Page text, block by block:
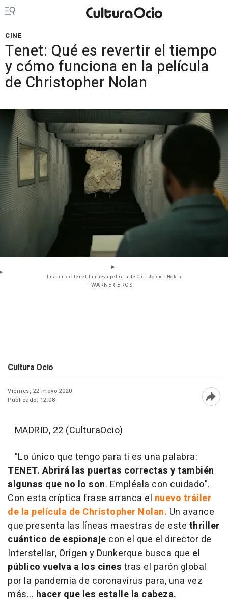
CINE
Tenet: Qué es revertir el tiempo
y cómo funciona en la película
de Christopher Nolan
Imagen de Tenet, la nueva película de Christopher Nolan
- WARNER BROS
Cultura Ocio
Viernes, 22 mayo 2020
Publicado: 12:08
MADRID, 22 (CulturaOcio)
"Lo único que tengo para ti es una palabra:
TENET. Abrirá las puertas correctas y también
algunas que no lo son. Empléala con cuidado".
Con esta críptica frase arranca el nuevo tráiler
de la película de Christopher Nolan. Un avance
que presenta las líneas maestras de este thriller
cuántico de espionaje con el que el director de
Interstellar, Origen y Dunkerque busca que el
público vuelva a los cines tras el parón global
por la pandemia de coronavirus para, una vez
más... hacer que les estalle la cabeza.